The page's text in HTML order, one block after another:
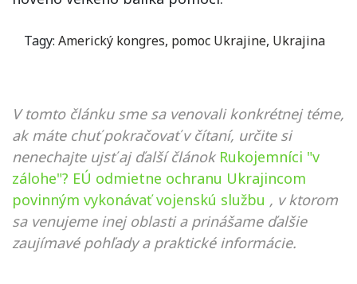
Tagy: Americký kongres, pomoc Ukrajine, Ukrajina
V tomto článku sme sa venovali konkrétnej téme,
ak máte chuť pokračovať v čítaní, určite si
nenechajte ujsť aj ďalší článok Rukojemníci "v
zálohe"? EÚ odmietne ochranu Ukrajincom
povinným vykonávať vojenskú službu , v ktorom
sa venujeme inej oblasti a prinášame ďalšie
zaujímavé pohľady a praktické informácie.